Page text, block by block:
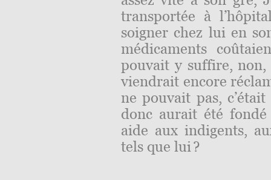
transportée à
soigner chez lui en
médicaments
pouvait y suffire,
viendrait encore
ne pouvait pas,
donc aurait été
aide aux indigents,
tels que lui ?